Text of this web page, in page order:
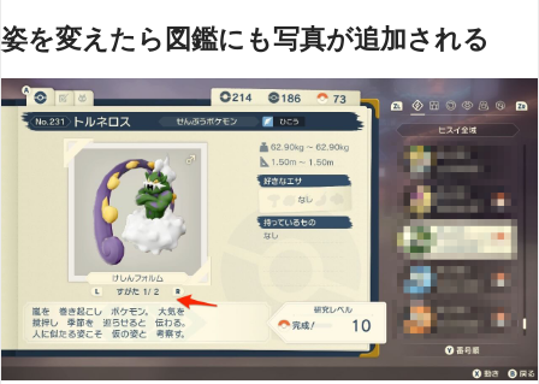
姿を変えたら図鑑にも写真が追加される